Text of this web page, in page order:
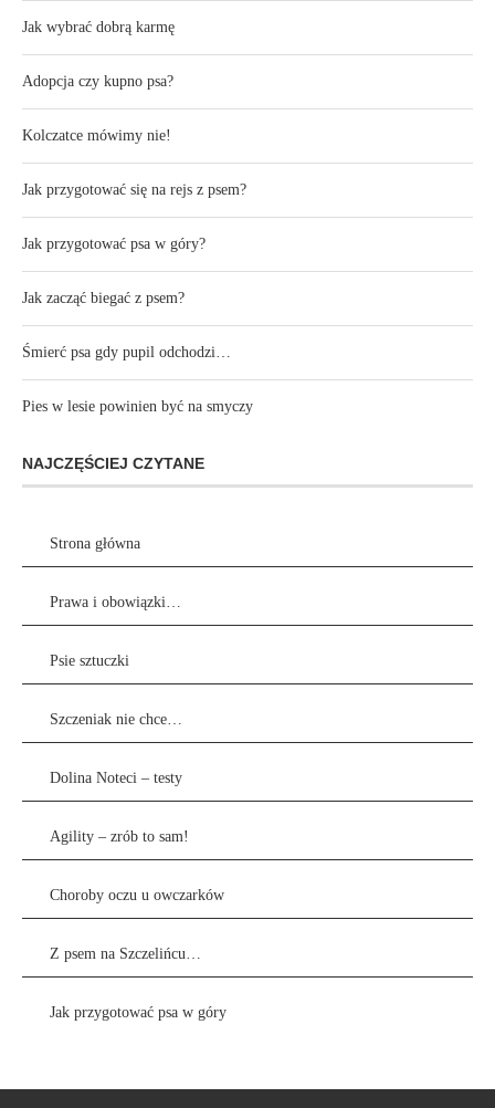
Jak wybrać dobrą karmę
Adopcja czy kupno psa?
Kolczatce mówimy nie!
Jak przygotować się na rejs z psem?
Jak przygotować psa w góry?
Jak zacząć biegać z psem?
Śmierć psa gdy pupil odchodzi…
Pies w lesie powinien być na smyczy
NAJCZĘŚCIEJ CZYTANE
Strona główna
Prawa i obowiązki…
Psie sztuczki
Szczeniak nie chce…
Dolina Noteci – testy
Agility – zrób to sam!
Choroby oczu u owczarków
Z psem na Szczelińcu…
Jak przygotować psa w góry